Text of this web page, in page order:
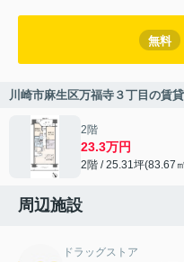
無料
川崎市麻生区万福寺３丁目の賃
2階
23.3万円
2階 / 25.31坪(83.67
周辺施設
ドラッグストア